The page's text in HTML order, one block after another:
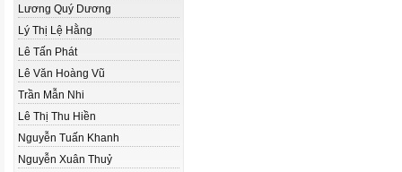
Lương Quý Dương
Lý Thị Lệ Hằng
Lê Tấn Phát
Lê Văn Hoàng Vũ
Trần Mẫn Nhi
Lê Thị Thu Hiền
Nguyễn Tuấn Khanh
Nguyễn Xuân Thuỷ